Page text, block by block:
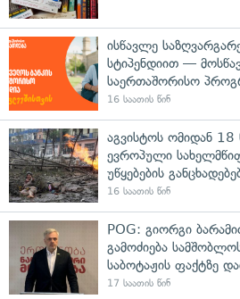
ისწავლე
სტიპენდიით —
საერთაშორისო
16 საათის წინ
აგვისტოს ომიდან
ევროპული
უწყებების
16 საათის წინ
POG: გიორგი
გამოძიება
საბოტაჟის ფაქტზე
17 საათის წინ